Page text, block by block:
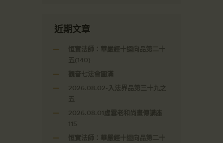
近期文章
恒實法師：華嚴經十迴向品第二十
五(140)
觀音七法會圓滿
2026.08.02-入法界品第三十九之
五
2026.08.01虛雲老和尚畫傳講座
115
恒實法師：華嚴經十迴向品第二十